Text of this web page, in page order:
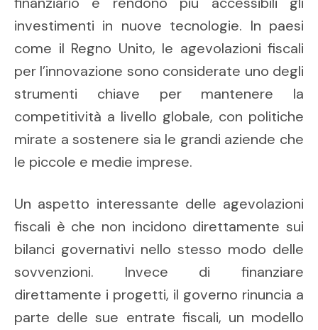
investimenti in nuove tecnologie. In paesi
come il Regno Unito, le agevolazioni fiscali
per l’innovazione sono considerate uno degli
strumenti chiave per mantenere la
competitività a livello globale, con politiche
mirate a sostenere sia le grandi aziende che
le piccole e medie imprese.
Un aspetto interessante delle agevolazioni
fiscali è che non incidono direttamente sui
bilanci governativi nello stesso modo delle
sovvenzioni. Invece di finanziare
direttamente i progetti, il governo rinuncia a
parte delle sue entrate fiscali, un modello